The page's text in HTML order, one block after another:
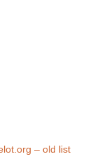
– old list